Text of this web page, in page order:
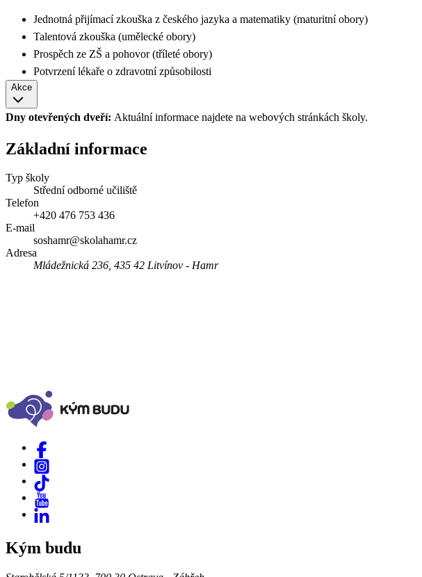
Jednotná přijímací zkouška z českého jazyka a matematiky (maturitní obory)
Talentová zkouška (umělecké obory)
Prospěch ze ZŠ a pohovor (tříleté obory)
Potvrzení lékaře o zdravotní způsobilosti
Akce
Dny otevřených dveří: Aktuální informace najdete na webových stránkách školy.
Základní informace
Typ školy
Střední odborné učiliště
Telefon
+420 476 753 436
E-mail
soshamr@skolahamr.cz
Adresa
Mládežnická 236, 435 42 Litvínov - Hamr
Kým budu